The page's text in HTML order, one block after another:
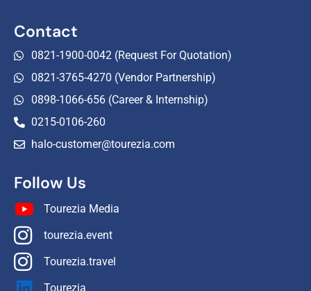
Contact
0821-1900-0042 (Request For Quotation)
0821-3765-4270 (Vendor Partnership)
0898-1066-656 (Career & Internship)
0215-0106-260
halo-customer@tourezia.com
Follow Us
Tourezia Media
tourezia.event
Tourezia.travel
Tourezia